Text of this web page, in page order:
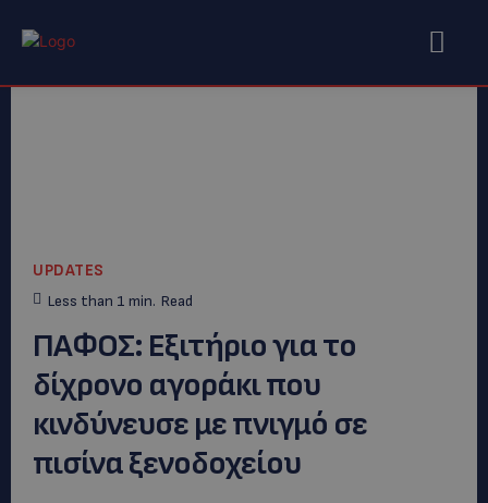
UPDATES
Less than 1 min. Read
ΠΑΦΟΣ: Εξιτήριο για το
δίχρονο αγοράκι που
κινδύνευσε με πνιγμό σε
πισίνα ξενοδοχείου